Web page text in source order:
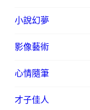
小說幻夢
影像藝術
心情隨筆
才子佳人